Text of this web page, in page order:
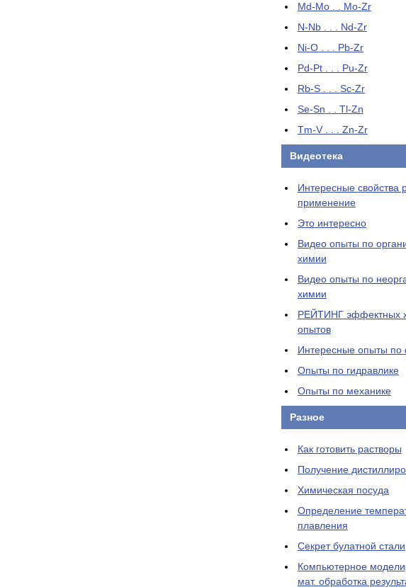
Md-Mo . . Mo-Zr
N-Nb . . . Nd-Zr
Ni-O . . . Pb-Zr
Pd-Pt . . . Pu-Zr
Rb-S . . . Sc-Zr
Se-Sn . . Tl-Zn
Tm-V . . . Zn-Zr
Видеотека
Интересные свойства
применение
Это интересно
Видео опыты по
химии
Видео опыты по
химии
РЕЙТИНГ эффектных
опытов
Интересные опыты по
Опыты по гидравлике
Опыты по механике
Разное
Как готовить растворы
Получение
Химическая посуда
Определение
плавления
Секрет булатной стали
Компьютерное
мат. обработка